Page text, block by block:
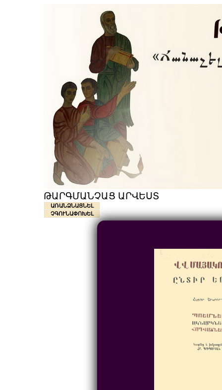
ԹԱՐԳՄԱՆՉԱՑ ԱՐՎԵՍՏ
ԱՌԱՆՁՆԱՑՆԵԼ
ՉԳՈՒՆԱՓՈԽԵԼ